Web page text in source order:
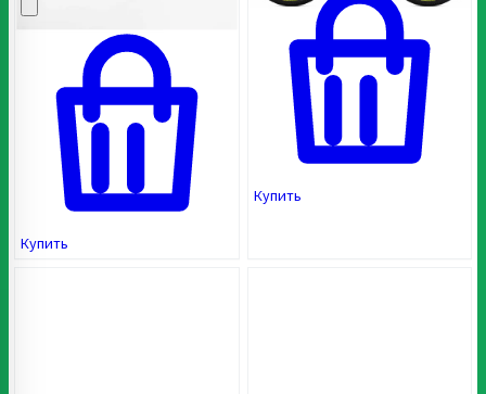
Купить
Купить